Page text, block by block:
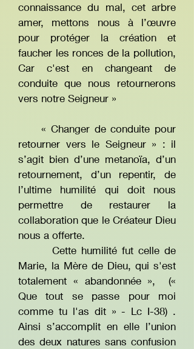
connaissance du mal, cet arbre
amer, mettons nous à l’œuvre
pour protéger la création et
faucher les ronces de la pollution,
Car c'est en changeant de
conduite que nous retournerons
vers notre Seigneur »
« Changer de conduite pour
retourner vers le Seigneur » : il
s’agit bien d’une metanoïa, d’un
retournement, d’un repentir, de
l’ultime humilité qui doit nous
permettre de restaurer la
collaboration que le Créateur Dieu
nous a offerte.
Cette humilité fut celle de
Marie, la Mère de Dieu, qui s'est
totalement « abandonnée », («
Que tout se passe pour moi
comme tu l'as dit » - Lc I-38) .
Ainsi s’accomplit en elle l’union
des deux natures sans confusion